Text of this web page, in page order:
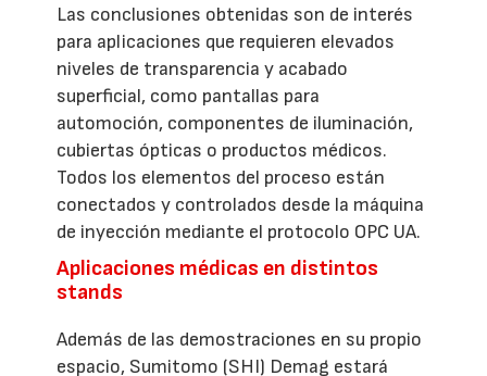
Las conclusiones obtenidas son de interés
para aplicaciones que requieren elevados
niveles de transparencia y acabado
superficial, como pantallas para
automoción, componentes de iluminación,
cubiertas ópticas o productos médicos.
Todos los elementos del proceso están
conectados y controlados desde la máquina
de inyección mediante el protocolo OPC UA.
Aplicaciones médicas en distintos
stands
Además de las demostraciones en su propio
espacio, Sumitomo (SHI) Demag estará